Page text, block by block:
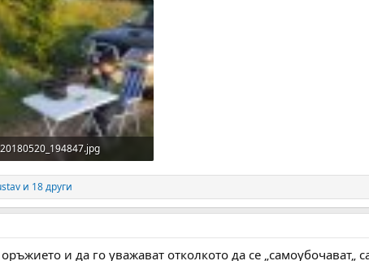
20180520_194847.jpg
445.2 KB · Прегледи: 181
и 18 други
и да го уважават отколкото да се